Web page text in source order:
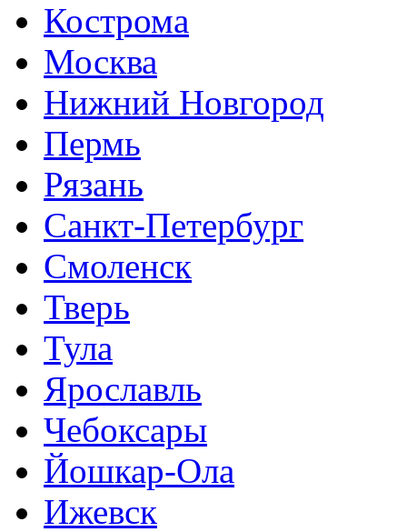
Кострома
Москва
Нижний Новгород
Пермь
Рязань
Санкт-Петербург
Смоленск
Тверь
Тула
Ярославль
Чебоксары
Йошкар-Ола
Ижевск